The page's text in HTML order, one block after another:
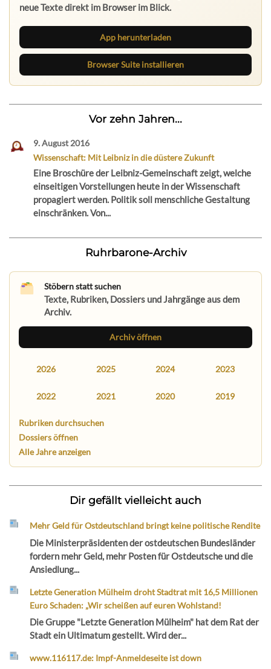
neue Texte direkt im Browser im Blick.
App herunterladen
Browser Suite installieren
Vor zehn Jahren...
9. August 2016
Wissenschaft: Mit Leibniz in die düstere Zukunft
Eine Broschüre der Leibniz-Gemeinschaft zeigt, welche
einseitigen Vorstellungen heute in der Wissenschaft
propagiert werden. Politik soll menschliche Gestaltung
einschränken. Von...
Ruhrbarone-Archiv
Stöbern statt suchen
Texte, Rubriken, Dossiers und Jahrgänge aus dem
Archiv.
Archiv öffnen
2026 2025 2024 2023
2022 2021 2020 2019
Rubriken durchsuchen
Dossiers öffnen
Alle Jahre anzeigen
Dir gefällt vielleicht auch
Mehr Geld für Ostdeutschland bringt keine politische Rendite
Die Ministerpräsidenten der ostdeutschen Bundesländer
fordern mehr Geld, mehr Posten für Ostdeutsche und die
Ansiedlung...
Letzte Generation Mülheim droht Stadtrat mit 16,5 Millionen
Euro Schaden: „Wir scheißen auf euren Wohlstand!
Die Gruppe "Letzte Generation Mülheim" hat dem Rat der
Stadt ein Ultimatum gestellt. Wird der...
www.116117.de: Impf-Anmeldeseite ist down